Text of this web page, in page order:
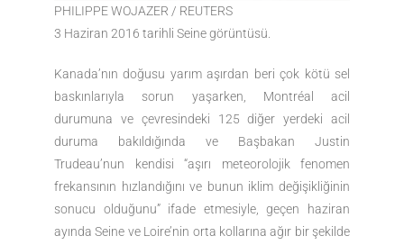
PHILIPPE WOJAZER / REUTERS
3 Haziran 2016 tarihli Seine görüntüsü.
Kanada’nın doğusu yarım aşırdan beri çok kötü sel
baskınlarıyla sorun yaşarken, Montréal acil
durumuna ve çevresindeki 125 diğer yerdeki acil
duruma bakıldığında ve Başbakan Justin
Trudeau’nun kendisi “aşırı meteorolojik fenomen
frekansının hızlandığını ve bunun iklim değişikliğinin
sonucu olduğunu” ifade etmesiyle, geçen haziran
ayında Seine ve Loire’nin orta kollarına ağır bir şekilde